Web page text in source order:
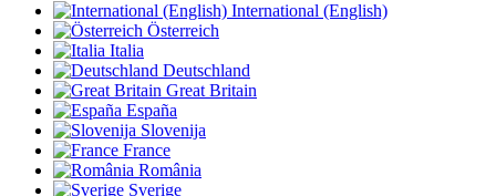
International (English)
Österreich
Italia
Deutschland
Great Britain
España
Slovenija
France
România
Sverige